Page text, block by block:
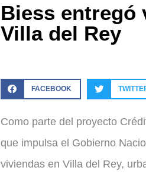
Biess entregó
Villa del Rey
FACEBOOK
Como parte del proyecto
que impulsa el Gobierno
viviendas en Villa del Rey,